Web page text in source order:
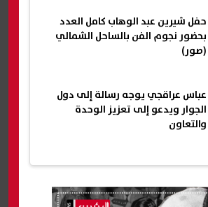
حفل شيرين عبد الوهاب كامل العدد
بحضور نجوم الفن بالساحل الشمالي
(صور)
عباس عراقجي يوجه رسالة إلى دول
الجوار ويدعو إلى تعزيز الوحدة
والتعاون